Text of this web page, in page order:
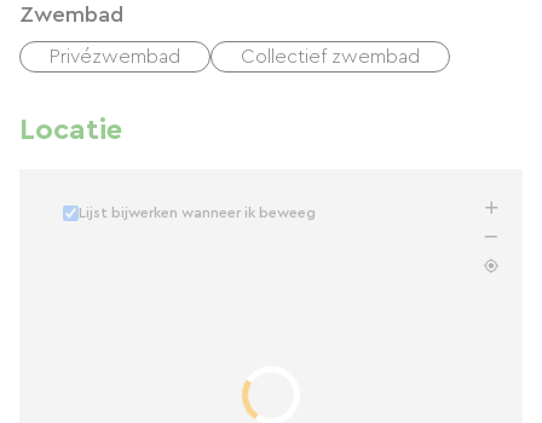
Zwembad
Privézwembad Collectief zwembad
Locatie
Lijst bijwerken wanneer ik beweeg